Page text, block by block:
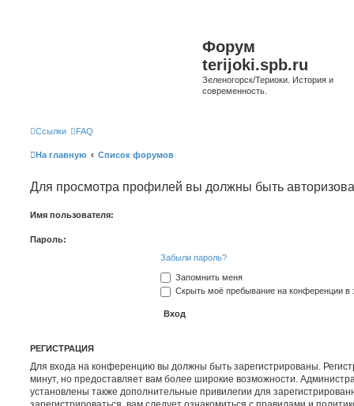
Форум
terijoki.spb.ru
Зеленогорск/Териоки. История и
современность.
Ссылки FAQ
На главную Список форумов
Для просмотра профилей вы должны быть
Имя пользователя:
Пароль:
Забыли пароль?
Запомнить меня
Скрыть моё пребывание на конференции в
РЕГИСТРАЦИЯ
Для входа на конференцию вы должны быть зарегистрированы.
минут, но предоставляет вам более широкие возможности.
установлены также дополнительные привилегии для